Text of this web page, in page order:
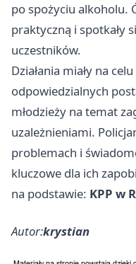
po spożyciu alkoholu.
praktyczną i spotkały
uczestników.
Działania miały na
odpowiedzialnych
młodzieży na temat
uzależnieniami.
problemach i
kluczowe dla ich
na podstawie: KPP w
Autor:krystian